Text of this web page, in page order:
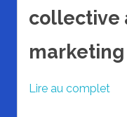
collective
marketing
Lire au complet